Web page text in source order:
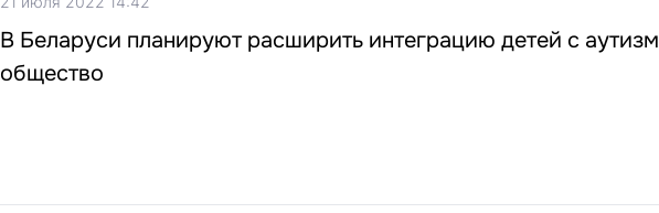
В Беларуси планируют расширить интеграцию детей с
общество